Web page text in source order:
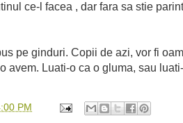
ce-l facea , dar fara sa stie
pe ginduri. Copii de azi, vor fi
avem. Luati-o ca o gluma, sau
PM